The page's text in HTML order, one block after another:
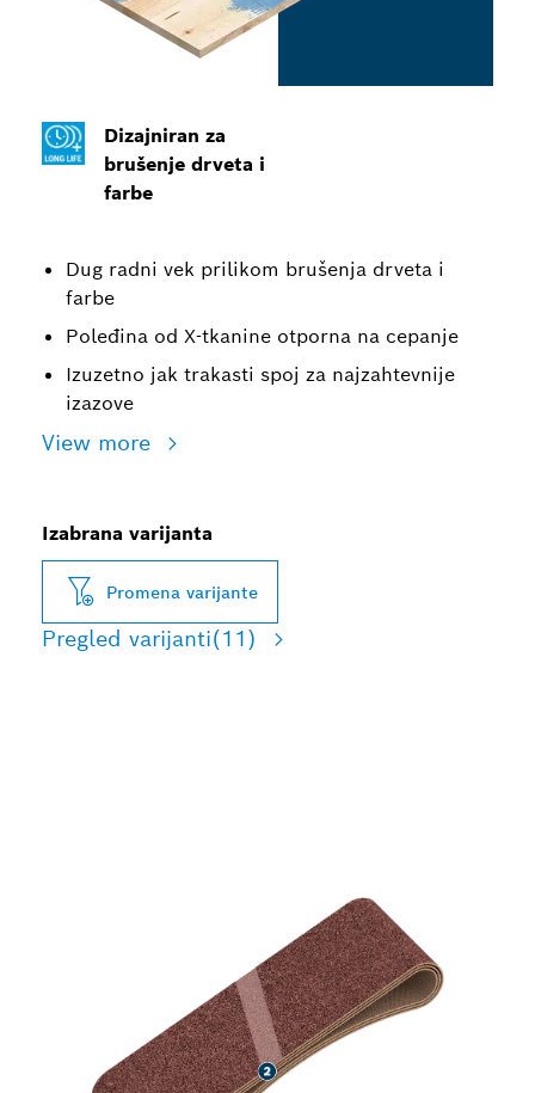
Dizajniran za
brušenje drveta i
farbe
Dug radni vek prilikom brušenja drveta i
farbe
Poleđina od X-tkanine otporna na cepanje
Izuzetno jak trakasti spoj za najzahtevnije
izazove
View more
Izabrana varijanta
Promena varijante
Pregled varijanti(11)